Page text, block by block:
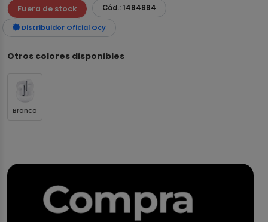
Fuera de stock Cód.: 1484984
Distribuidor Oficial Qcy
Otros colores disponibles
Branco